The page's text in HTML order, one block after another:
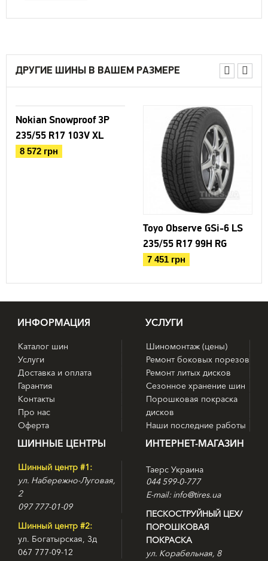
ДРУГИЕ ШИНЫ В ВАШЕМ РАЗМЕРЕ
Nokian Snowproof 3P
235/55 R17 103V XL
8 572 грн
Toyo Observe GSi-6 LS
235/55 R17 99H RG
7 451 грн
ИНФОРМАЦИЯ
Каталог шин
Услуги
Доставка и оплата
Гарантия
Контакты
Про нас
Оферта
УСЛУГИ
Шиномонтаж (цены)
Ремонт боковых порезов
Ремонт литых дисков
Сезонное хранение шин
Порошковая покраска
дисков
Наши последние работы
ШИННЫЕ ЦЕНТРЫ
Шинный центр #1:
ул. Набережно-Луговая,
2
097 777-01-09
Шинный центр #2:
ул. Богатырская, 3д
067 777-09-12
ИНТЕРНЕТ-МАГАЗИН
Таерс Украина
044 599-0-777
E-mail: info@tires.ua
ПЕСКОСТРУЙНЫЙ ЦЕХ/
ПОРОШКОВАЯ
ПОКРАСКА
ул. Корабельная, 8